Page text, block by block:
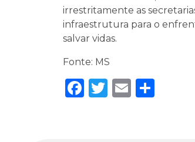
irrestritamente as
infraestrutura para o
salvar vidas.
Fonte: MS
Facebook
Twitter
Email